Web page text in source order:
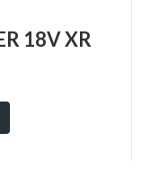
18V XR